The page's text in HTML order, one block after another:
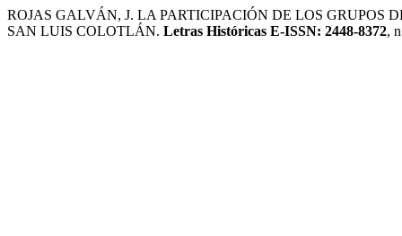
ROJAS GALVÁN, J. LA PARTICIPACIÓN DE LOS GRUPOS
SAN LUIS COLOTLÁN. Letras Históricas E-ISSN: 2448-8372,